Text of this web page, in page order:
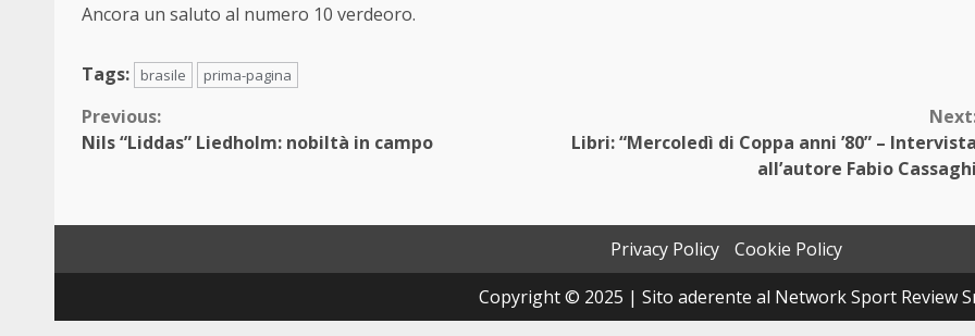
Ancora un saluto al numero 10 verdeoro.
Tags: brasile prima-pagina
Continue
Previous:
Nils “Liddas” Liedholm: nobiltà in campo
Libri: “Mercoledì di Coppa anni ’80” –
all’autore Fabio
Privacy Policy
Cookie Policy
Copyright © 2025 | Sito aderente al Network Sport Review